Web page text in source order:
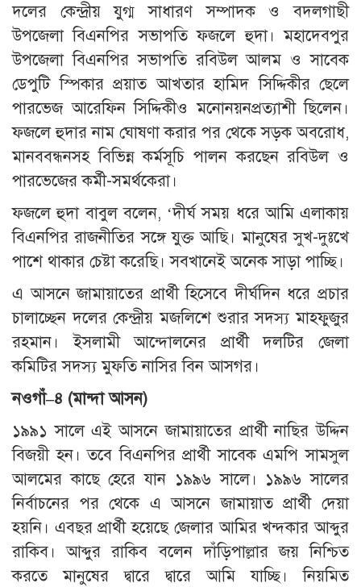
দলের কেন্দ্রীয় যুগ্ম সাধারণ সম্পাদক ও বদলগাছী
উপজেলা বিএনপির সভাপতি ফজলে হুদা। মহাদেবপুর
উপজেলা বিএনপির সভাপতি রবিউল আলম ও সাবেক
ডেপুটি স্পিকার প্রয়াত আখতার হামিদ সিদ্দিকীর ছেলে
পারভেজ আরেফিন সিদ্দিকীও মনোনয়নপ্রত্যাশী ছিলেন।
ফজলে হুদার নাম ঘোষণা করার পর থেকে সড়ক অবরোধ,
মানববন্ধনসহ বিভিন্ন কর্মসূচি পালন করছেন রবিউল ও
পারভেজের কর্মী-সমর্থকেরা।
ফজলে হুদা বাবুল বলেন, ‘দীর্ঘ সময় ধরে আমি এলাকায়
বিএনপির রাজনীতির সঙ্গে যুক্ত আছি। মানুষের সুখ-দুঃখে
পাশে থাকার চেষ্টা করেছি। সবখানেই অনেক সাড়া পাচ্ছি।
এ আসনে জামায়াতের প্রার্থী হিসেবে দীর্ঘদিন ধরে প্রচার
চালাচ্ছেন দলের কেন্দ্রীয় মজলিশে শুরার সদস্য মাহফুজুর
রহমান। ইসলামী আন্দোলনের প্রার্থী দলটির জেলা
কমিটির সদস্য মুফতি নাসির বিন আসগর।
নওগাঁ–৪ (মান্দা আসন)
১৯৯১ সালে এই আসনে জামায়াতের প্রার্থী নাছির উদ্দিন
বিজয়ী হন। তবে বিএনপির প্রার্থী সাবেক এমপি সামসুল
আলমের কাছে হেরে যান ১৯৯৬ সালে। ১৯৯৬ সালের
নির্বাচনের পর থেকে এ আসনে জামায়াত প্রার্থী দেয়া
হয়নি। এবছর প্রার্থী হয়েছে জেলার আমির খন্দকার আব্দুর
রাকিব। আব্দুর রাকিব বলেন দাঁড়িপাল্লার জয় নিশ্চিত
করতে মানুষের দ্বারে দ্বারে আমি যাচ্ছি। নিয়মিত